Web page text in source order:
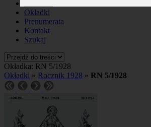
Okładki
Prenumerata
Kontakt
Szukaj
Okładka: RN 5/1928
Okładki » Rocznik 1928 » RN 5/1928